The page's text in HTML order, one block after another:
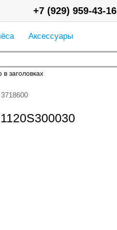
+7 (929) 959-43-16
Аксессуары
в заголовках
3718600